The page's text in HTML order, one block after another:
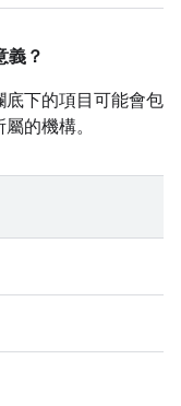
義？
底下的項目可能會包
的機構。